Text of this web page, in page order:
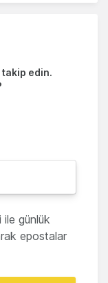
edin.
günlük
epostalar